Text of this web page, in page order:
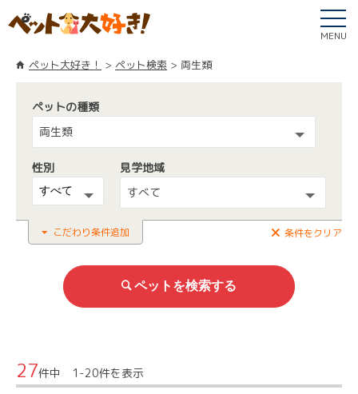
MENU
ペット大好き！ ペット検索 両生類
ペットの種類
両生類
性別
見学地域
すべて
こだわり条件追加 条件をクリア
27件中 1-20件を表示